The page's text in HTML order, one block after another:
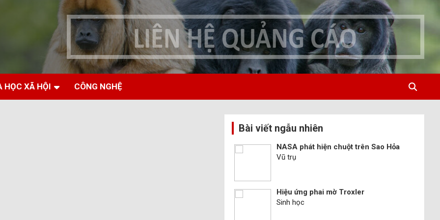
HỌC XÃ HỘI CÔNG NGHỆ
Bài viết ngẫu nhiên
NASA phát hiện chuột trên Sao Hỏa
Vũ trụ
Hiệu ứng phai mờ Troxler
Sinh học